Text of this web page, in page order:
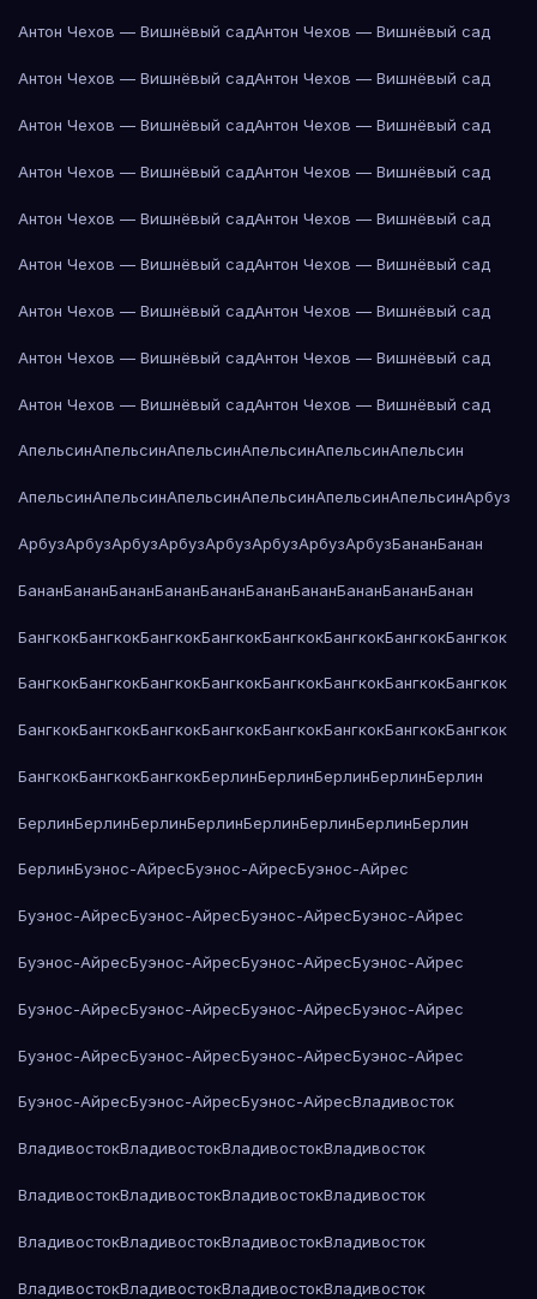
Антон Чехов — Вишнёвый садАнтон Чехов — Вишнёвый сад
Антон Чехов — Вишнёвый садАнтон Чехов — Вишнёвый сад
Антон Чехов — Вишнёвый садАнтон Чехов — Вишнёвый сад
Антон Чехов — Вишнёвый садАнтон Чехов — Вишнёвый сад
Антон Чехов — Вишнёвый садАнтон Чехов — Вишнёвый сад
Антон Чехов — Вишнёвый садАнтон Чехов — Вишнёвый сад
Антон Чехов — Вишнёвый садАнтон Чехов — Вишнёвый сад
Антон Чехов — Вишнёвый садАнтон Чехов — Вишнёвый сад
Антон Чехов — Вишнёвый садАнтон Чехов — Вишнёвый сад
АпельсинАпельсинАпельсинАпельсинАпельсинАпельсин
АпельсинАпельсинАпельсинАпельсинАпельсинАпельсинАрбуз
АрбузАрбузАрбузАрбузАрбузАрбузАрбузАрбузБананБанан
БананБананБананБананБананБананБананБананБананБанан
БангкокБангкокБангкокБангкокБангкокБангкокБангкокБангкок
БангкокБангкокБангкокБангкокБангкокБангкокБангкокБангкок
БангкокБангкокБангкокБангкокБангкокБангкокБангкокБангкок
БангкокБангкокБангкокБерлинБерлинБерлинБерлинБерлин
БерлинБерлинБерлинБерлинБерлинБерлинБерлинБерлин
БерлинБуэнос-АйресБуэнос-АйресБуэнос-Айрес
Буэнос-АйресБуэнос-АйресБуэнос-АйресБуэнос-Айрес
Буэнос-АйресБуэнос-АйресБуэнос-АйресБуэнос-Айрес
Буэнос-АйресБуэнос-АйресБуэнос-АйресБуэнос-Айрес
Буэнос-АйресБуэнос-АйресБуэнос-АйресБуэнос-Айрес
Буэнос-АйресБуэнос-АйресБуэнос-АйресВладивосток
ВладивостокВладивостокВладивостокВладивосток
ВладивостокВладивостокВладивостокВладивосток
ВладивостокВладивостокВладивостокВладивосток
ВладивостокВладивостокВладивостокВладивосток